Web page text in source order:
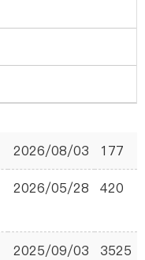
2026/08/03 177
2026/05/28 420
2025/09/03 3525